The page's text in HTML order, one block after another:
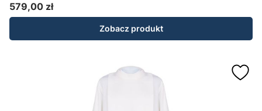
Cena
579,00 zł
Zobacz produkt